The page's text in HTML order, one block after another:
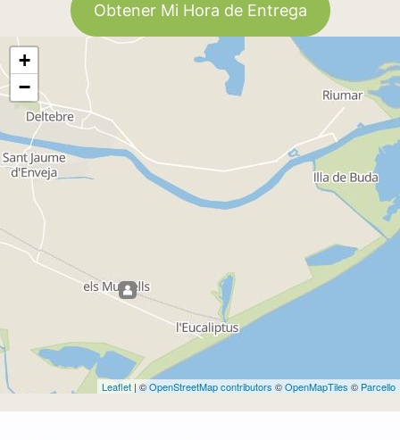
Obtener Mi Hora de Entrega
+
−
Leaflet | ©OpenStreetMap contributors ©OpenMapTiles © Parcello